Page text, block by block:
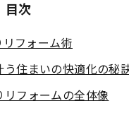
目次
フォーム術
住まいの快適化の秘
フォームの全体像